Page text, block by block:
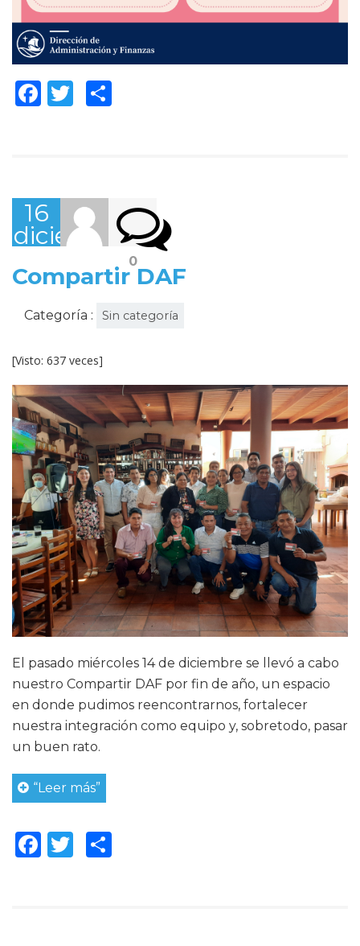
Facebook
Twitter
16
diciembre,
0
Compartir DAF
Categoría : Sin categoría
[Visto: 637 veces]
El pasado miércoles 14 de diciembre se llevó a cabo
nuestro Compartir DAF por fin de año, un espacio
en donde pudimos reencontrarnos, fortalecer
nuestra integración como equipo y, sobretodo, pasar
un buen rato.
“Leer más”
Facebook
Twitter